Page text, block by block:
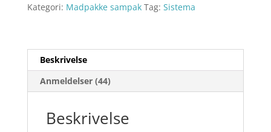
Kategori: Madpakke sampak Tag: Sistema
Beskrivelse
Anmeldelser (44)
Beskrivelse